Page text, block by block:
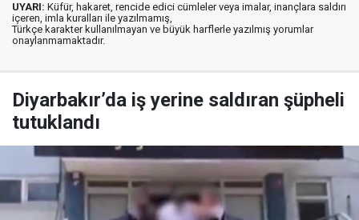
UYARI: Küfür, hakaret, rencide edici cümleler veya imalar, inançlara saldırı
içeren, imla kuralları ile yazılmamış,
Türkçe karakter kullanılmayan ve büyük harflerle yazılmış yorumlar
onaylanmamaktadır.
Diyarbakır’da iş yerine saldıran şüpheli
tutuklandı